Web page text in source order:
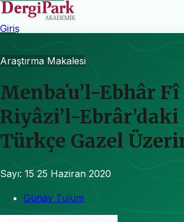
Giriş
Araştırma Makalesi
Menbaʻu’l-Ebhâr Fî
Riyâzi’l-
Türkçe Gazel
Sayı: 15 25 Haziran 2020
Günay Tulum